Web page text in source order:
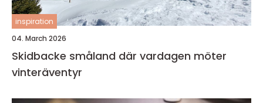
inspiration
04. March 2026
Skidbacke småland där vardagen möter
vinteräventyr